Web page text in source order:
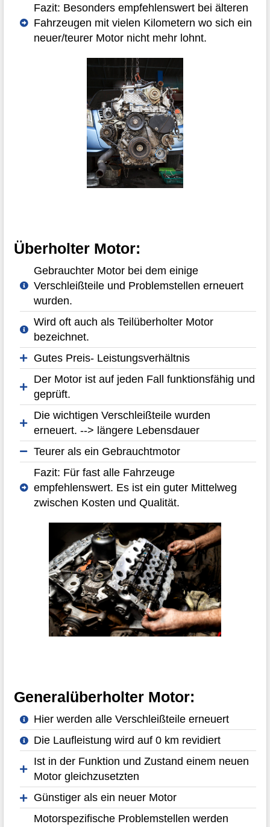
Fazit: Besonders empfehlenswert bei älteren
Fahrzeugen mit vielen Kilometern wo sich ein
neuer/teurer Motor nicht mehr lohnt.
Überholter Motor:
Gebrauchter Motor bei dem einige
Verschleißteile und Problemstellen erneuert
wurden.
Wird oft auch als Teilüberholter Motor
bezeichnet.
Gutes Preis- Leistungsverhältnis
Der Motor ist auf jeden Fall funktionsfähig und
geprüft.
Die wichtigen Verschleißteile wurden
erneuert. --> längere Lebensdauer
Teurer als ein Gebrauchtmotor
Fazit: Für fast alle Fahrzeuge
empfehlenswert. Es ist ein guter Mittelweg
zwischen Kosten und Qualität.
Generalüberholter Motor:
Hier werden alle Verschleißteile erneuert
Die Laufleistung wird auf 0 km revidiert
Ist in der Funktion und Zustand einem neuen
Motor gleichzusetzten
Günstiger als ein neuer Motor
Motorspezifische Problemstellen werden